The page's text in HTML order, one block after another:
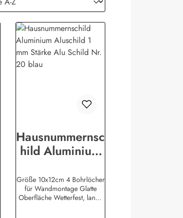
Hausnummernsc
hild Aluminium
Stärke Alu
Schild Nr. 20
Größe 10x12cm 4 Bohrlöcher
für Wandmontage Glatte
Oberfläche Wetterfest, lange